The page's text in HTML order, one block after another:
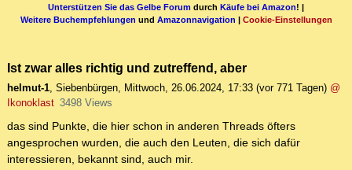
Unterstützen Sie das Gelbe Forum durch Käufe bei Amazon! |
Weitere Buchempfehlungen und Amazonnavigation | Cookie-Einstellungen
Ist zwar alles richtig und zutreffend, aber
helmut-1, Siebenbürgen, Mittwoch, 26.06.2024, 17:33 (vor 771 Tagen) @
Ikonoklast 3498 Views
das sind Punkte, die hier schon in anderen Threads öfters
angesprochen wurden, die auch den Leuten, die sich dafür
interessieren, bekannt sind, auch mir.